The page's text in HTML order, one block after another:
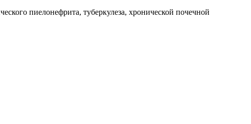
пиелонефрита, туберкулеза, хронической почечной